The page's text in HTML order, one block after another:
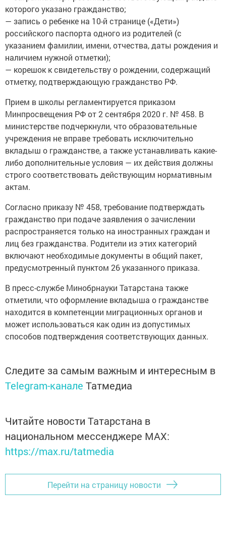
которого указано гражданство;
— запись о ребенке на 10-й странице («Дети»)
российского паспорта одного из родителей (с
указанием фамилии, имени, отчества, даты рождения и
наличием нужной отметки);
— корешок к свидетельству о рождении, содержащий
отметку, подтверждающую гражданство РФ.
Прием в школы регламентируется приказом
Минпросвещения РФ от 2 сентября 2020 г. № 458. В
министерстве подчеркнули, что образовательные
учреждения не вправе требовать исключительно
вкладыш о гражданстве, а также устанавливать какие-
либо дополнительные условия — их действия должны
строго соответствовать действующим нормативным
актам.
Согласно приказу № 458, требование подтверждать
гражданство при подаче заявления о зачислении
распространяется только на иностранных граждан и
лиц без гражданства. Родители из этих категорий
включают необходимые документы в общий пакет,
предусмотренный пунктом 26 указанного приказа.
В пресс-службе Минобрнауки Татарстана также
отметили, что оформление вкладыша о гражданстве
находится в компетенции миграционных органов и
может использоваться как один из допустимых
способов подтверждения соответствующих данных.
Следите за самым важным и интересным в
Telegram-канале Татмедиа
Читайте новости Татарстана в
национальном мессенджере MАХ:
https://max.ru/tatmedia
Перейти на страницу новости